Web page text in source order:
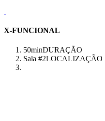
X-FUNCIONAL
50minDURAÇÃO
Sala #2LOCALIZAÇÃO